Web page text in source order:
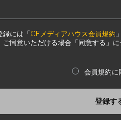
録には「CEメディアハウス会員規約
ご同意いただける場合「同意する」
会員規約に
登録す